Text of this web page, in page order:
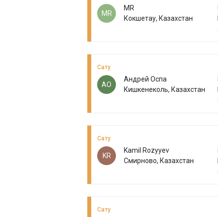
MR
MR
Кокшетау, Казахстан
Сату
АО
Андрей Оспа
Кишкенеколь, Казахстан
Сату
KR
Kamil Rozyyev
Смирново, Казахстан
Сату